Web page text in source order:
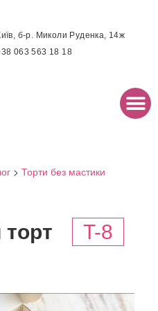
б-р. Миколи Руденка, 14ж
063 563 18 18
> Торти без мастики
торт T-8